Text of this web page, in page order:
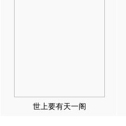
世上要有天一阁